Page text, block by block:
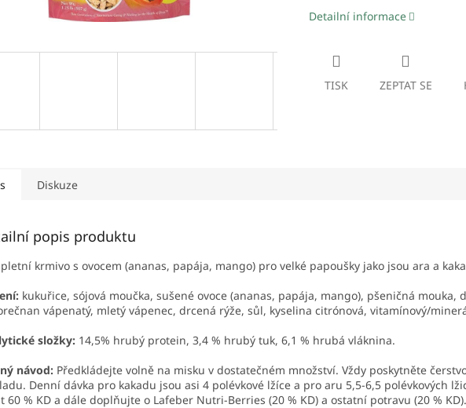
Detailní informace
TISK ZEPTAT SE
Diskuze
popis produktu
krmivo s ovocem (ananas, papája, mango) pro velké papoušky jako jsou ara a
kukuřice, sójová moučka, sušené ovoce (ananas, papája, mango), pšeničná mouka,
vápenatý, mletý vápenec, drcená rýže, sůl, kyselina citrónová, vitamínový/
složky: 14,5% hrubý protein, 3,4 % hrubý tuk, 6,1 % hrubá vláknina.
návod: Předkládejte volně na misku v dostatečném množství. Vždy poskytněte
Denní dávka pro kakadu jsou asi 4 polévkové lžíce a pro aru 5,5-6,5 polévkových
60 % KD a dále doplňujte o Lafeber Nutri-Berries (20 % KD) a ostatní potravu (20 % KD).